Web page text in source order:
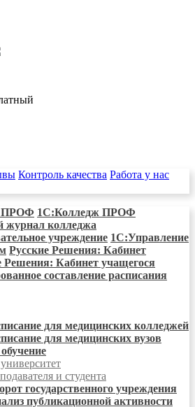
Контроль качества Работа у нас
ПРОФ 1С:Колледж ПРОФ
журнал колледжа
учреждение 1C:Управление
Русские Решения: Кабинет
Решения: Кабинет учащегося
составление расписания
для медицинских колледжей
для медицинских вузов
и студента
государственного учреждения
публикационной активности